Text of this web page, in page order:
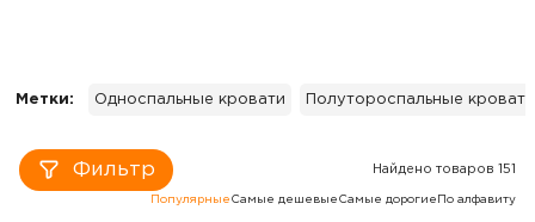
Метки: Односпальные кровати Полутороспальные кровати
Фильтр Найдено товаров 151
Популярные Самые дешевые Самые дорогие По алфавиту